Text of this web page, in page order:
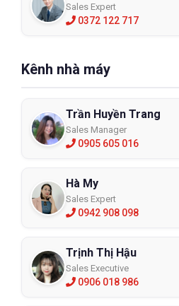
Sales Expert
0372 122 717
Kênh nhà máy
Trần Huyền Trang
Sales Manager
0905 605 016
Hà My
Sales Expert
0942 908 098
Trịnh Thị Hậu
Sales Executive
0906 018 986